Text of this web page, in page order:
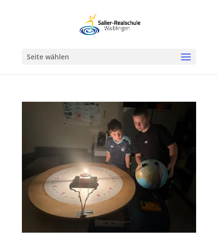
Seite wählen